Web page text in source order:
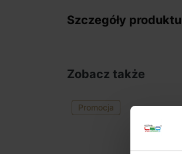
Szczegóły produktu
Zobacz także
Promocja